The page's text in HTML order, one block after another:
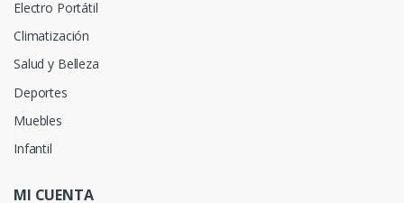
Electro Portátil
Climatización
Salud y Belleza
Deportes
Muebles
Infantil
MI CUENTA